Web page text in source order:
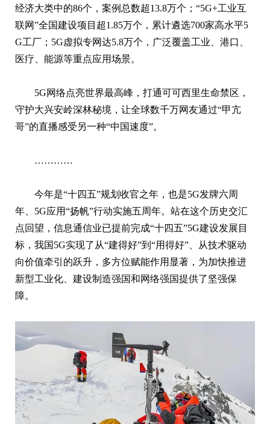
经济大类中的86个，案例总数超13.8万个；“5G+工业互
联网”全国建设项目超1.85万个，累计遴选700家高水平5
G工厂；5G虚拟专网达5.8万个，广泛覆盖工业、港口、
医疗、能源等重点应用场景。
5G网络点亮世界最高峰，打通可可西里生命禁区，
守护大兴安岭深林秘境，让全球数千万网友通过“甲亢
哥”的直播感受另一种“中国速度”。
…………
今年是“十四五”规划收官之年，也是5G发牌六周
年、5G应用“扬帆”行动实施五周年。站在这个历史交汇
点回望，信息通信业已提前完成“十四五”5G建设发展目
标，我国5G实现了从“建得好”到“用得好”、从技术驱动
向价值牵引的跃升，多方位赋能作用显著，为加快推进
新型工业化、建设制造强国和网络强国提供了坚强保
障。